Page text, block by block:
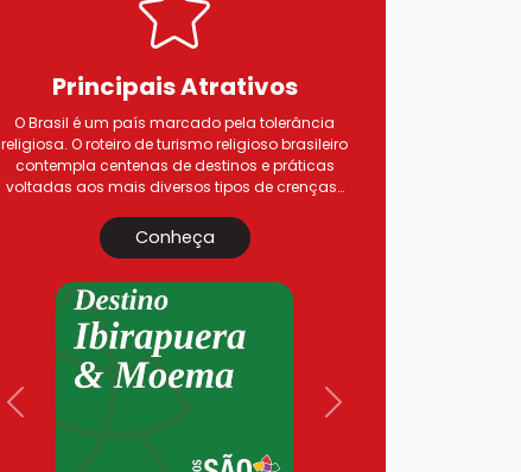
PrincipaisAtrativos
O Brasil é um país marcado pela tolerância
religiosa. O roteiro de turismo religioso brasileiro
contempla centenas de destinos e práticas
voltadas aos mais diversos tipos de crenças…
Conheça
Previous Next